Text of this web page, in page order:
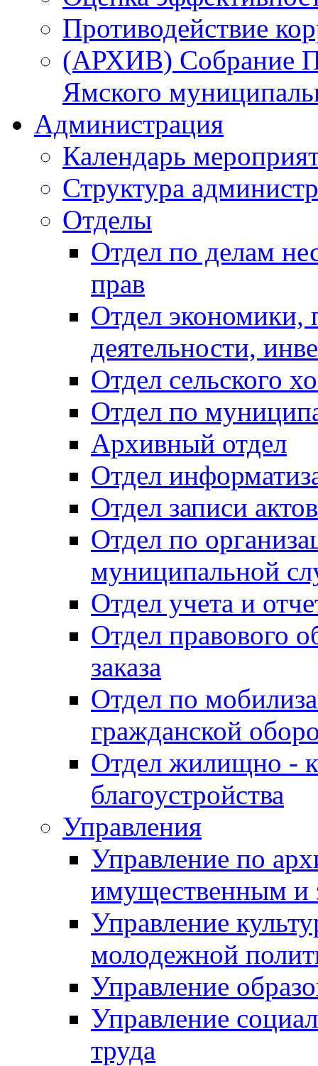
Противодействие
(АРХИВ) Собрание
Ямского
Администрация
Календарь
Структура
Отделы
Отдел по делам
прав
Отдел экономики,
деятельности,
Отдел сельского
Отдел по
Архивный отдел
Отдел
Отдел записи
Отдел по
муниципальной
Отдел учета и
Отдел правового
заказа
Отдел по
гражданской
Отдел жилищно -
благоустройства
Управления
Управление по
имущественным и
Управление
молодежной
Управление
Управление
труда